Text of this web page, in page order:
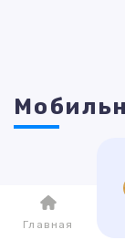
Главная